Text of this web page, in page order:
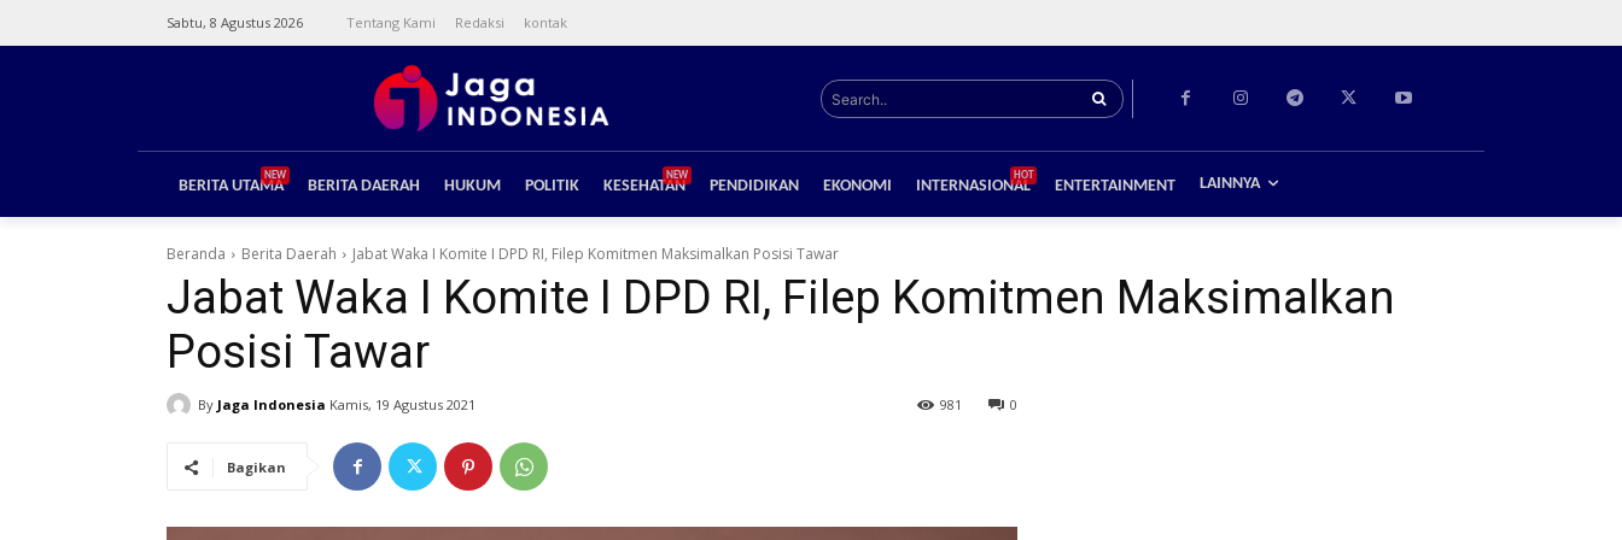
Sabtu, 8 Agustus 2026 Tentang Kami Redaksi kontak
Search..
BERITA UTAMA
NEW
BERITA DAERAH HUKUM POLITIK KESEHATAN
NEW
PENDIDIKAN EKONOMI INTERNASIONAL
HOT
ENTERTAINMENT LAINNYA
Beranda Berita Daerah Jabat Waka I Komite I DPD RI, Filep Komitmen Maksimalkan Posisi Tawar
Jabat Waka I Komite I DPD RI, Filep Komitmen Maksimalkan
Posisi Tawar
By Jaga Indonesia Kamis, 19 Agustus 2021 0
981
Bagikan